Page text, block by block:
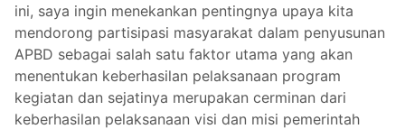
ini, saya ingin menekankan pentingnya upaya kita
mendorong partisipasi masyarakat dalam penyusunan
APBD sebagai salah satu faktor utama yang akan
menentukan keberhasilan pelaksanaan program
kegiatan dan sejatinya merupakan cerminan dari
keberhasilan pelaksanaan visi dan misi pemerintah